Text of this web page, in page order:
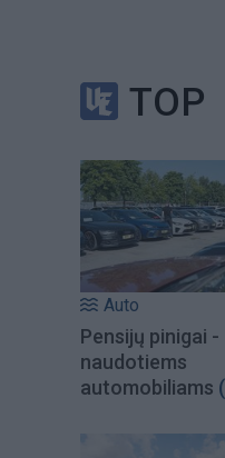
TOP
Auto
Pensijų pinigai -
naudotiems
automobiliams